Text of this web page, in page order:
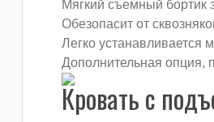
Мягкий съемный бортик
Обезопасит от
Легко устанавливается
Дополнительная опция,
Кровать с